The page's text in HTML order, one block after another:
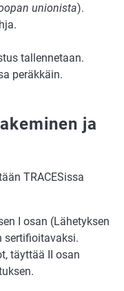
unionista).
tallennetaan.
peräkkäin.
ja
TRACESissa
I osan (Lähetyksen
sertifioitavaksi.
täyttää II osan